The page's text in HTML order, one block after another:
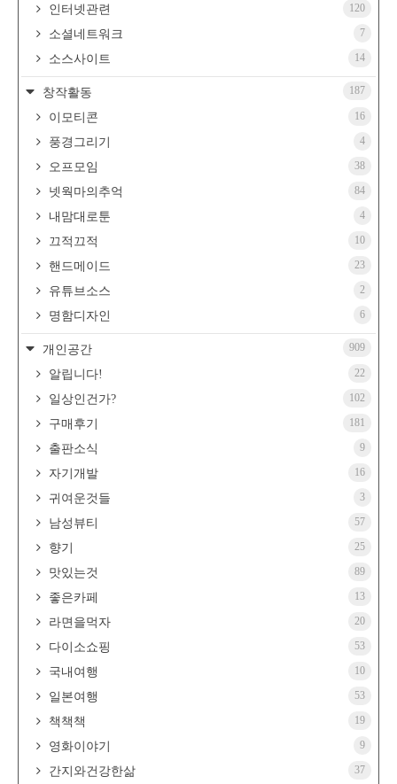
인터넷관련 120
소셜네트워크 7
소스사이트 14
창작활동 187
이모티콘 16
풍경그리기 4
오프모임 38
넷웍마의추억 84
내맘대로툰 4
끄적끄적 10
핸드메이드 23
유튜브소스 2
명함디자인 6
개인공간 909
알립니다! 22
일상인건가? 102
구매후기 181
출판소식 9
자기개발 16
귀여운것들 3
남성뷰티 57
향기 25
맛있는것 89
좋은카페 13
라면을먹자 20
다이소쇼핑 53
국내여행 10
일본여행 53
책책책 19
영화이야기 9
간지와건강한삶 37